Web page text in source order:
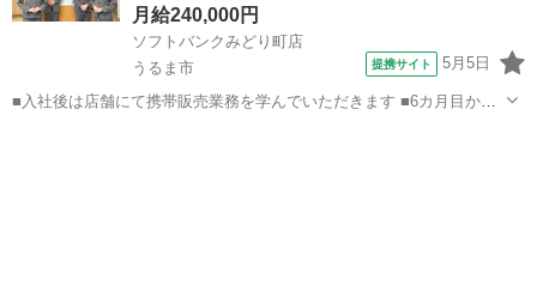
月給240,000円
ソフトバンクみどり町店
うるま市
提携サイト 5月5日
■入社後は店舗にて携帯販売業務を学んでいただきます ■6カ月目から